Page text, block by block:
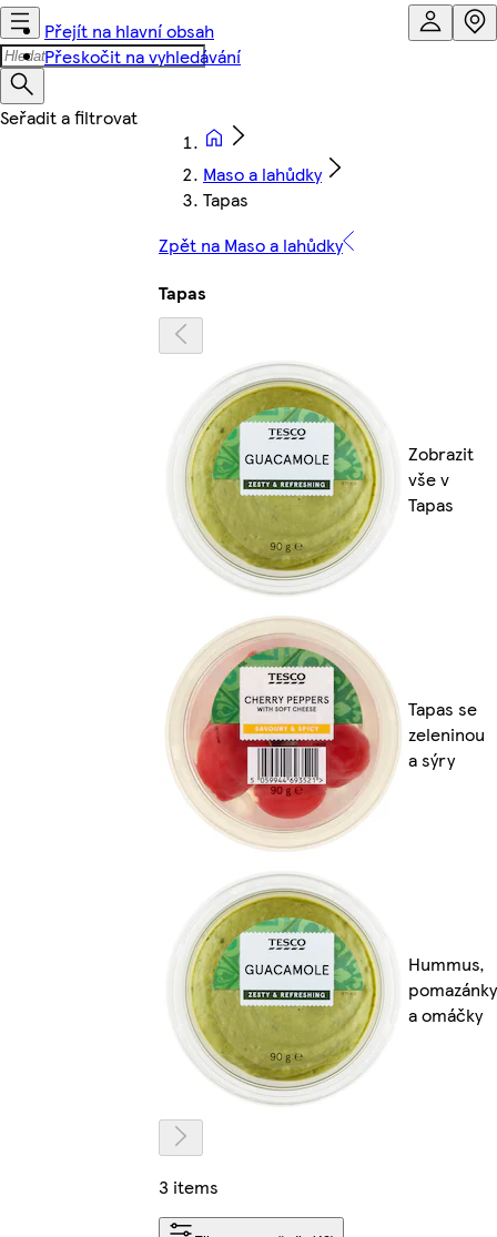
Přejít na hlavní obsah
Přeskočit na vyhledávání
Maso a lahůdky
Tapas
Zpět na Maso a lahůdky
Tapas
Zobrazit
vše v
Tapas
Tapas se
zeleninou
a sýry
Hummus,
pomazánky
a omáčky
3 items